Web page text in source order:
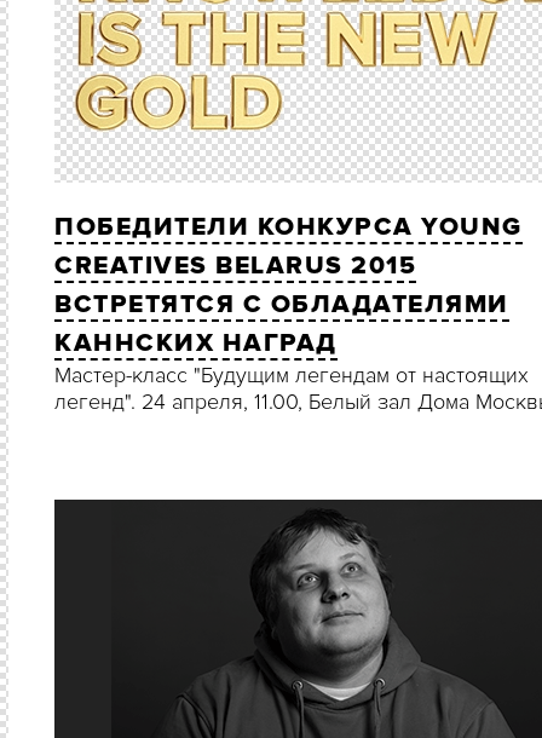
ПОБЕДИТЕЛИ КОНКУРСА YOUNG
CREATIVES BELARUS 2015
ВСТРЕТЯТСЯ С ОБЛАДАТЕЛЯМИ
КАННСКИХ НАГРАД
Мастер-класс "Будущим легендам от настоящих
легенд". 24 апреля, 11.00, Белый зал Дома